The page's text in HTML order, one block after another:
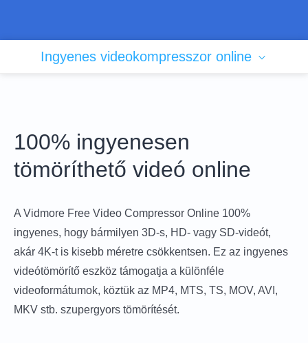
Ingyenes videokompresszor online
100% ingyenesen
tömöríthető videó online
A Vidmore Free Video Compressor Online 100%
ingyenes, hogy bármilyen 3D-s, HD- vagy SD-videót,
akár 4K-t is kisebb méretre csökkentsen. Ez az ingyenes
videótömörítő eszköz támogatja a különféle
videoformátumok, köztük az MP4, MTS, TS, MOV, AVI,
MKV stb. szupergyors tömörítését.